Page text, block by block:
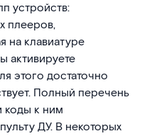
устройств:
плееров,
на клавиатуре
активируете
этого достаточно
Полный перечень
коды к ним
ДУ. В некоторых